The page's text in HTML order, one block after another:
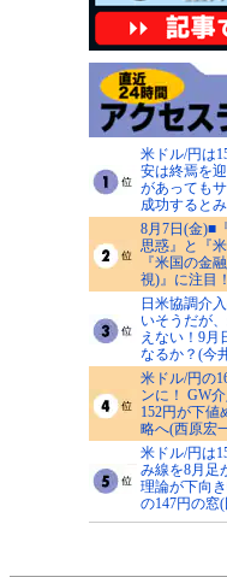
米ドル/円は
安は終焉を
があっても
成功すると
8月7日(金)■
思惑』と『
『米国の金
視)』に注目
日米協調介
いそうだが
えない！9月
なるか？(今
米ドル/円の
ンに！ GW
152円が下値
略へ(西原宏
米ドル/円は
み線を8月足
理論が下向
の147円の窓